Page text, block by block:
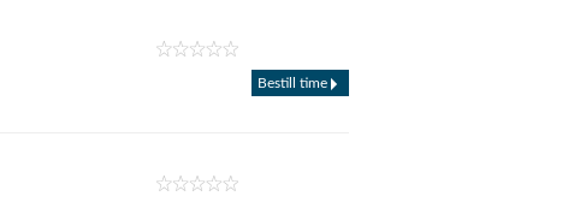
Bestill time